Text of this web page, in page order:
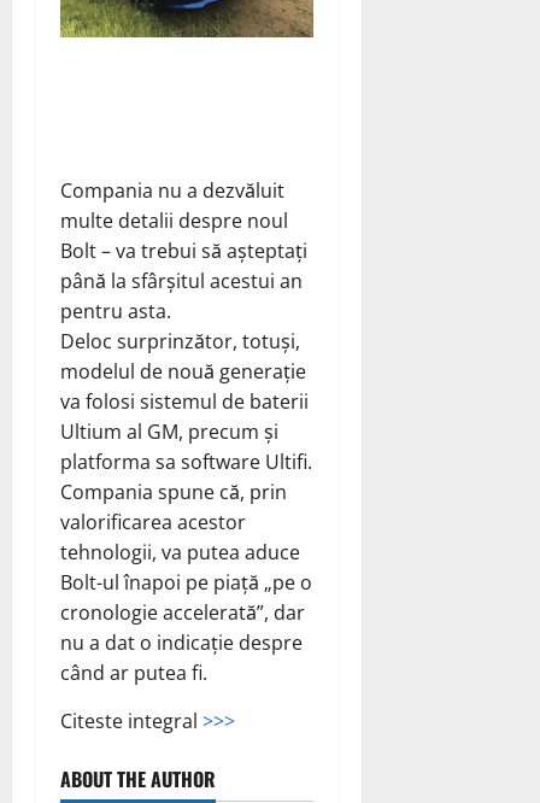
Compania nu a dezvăluit
multe detalii despre noul
Bolt – va trebui să așteptați
până la sfârșitul acestui an
pentru asta.
Deloc surprinzător, totuși,
modelul de nouă generație
va folosi sistemul de baterii
Ultium al GM, precum și
platforma sa software Ultifi.
Compania spune că, prin
valorificarea acestor
tehnologii, va putea aduce
Bolt-ul înapoi pe piață „pe o
cronologie accelerată”, dar
nu a dat o indicație despre
când ar putea fi.
Citeste integral >>>
ABOUT THE AUTHOR